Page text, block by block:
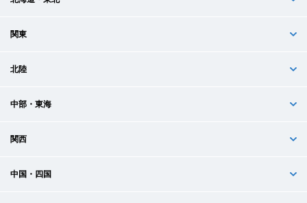
関東
北陸
中部・東海
関西
中国・四国